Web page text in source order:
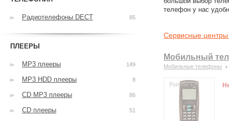
телефон у нас
Сервисные
Мобильный
Мобильные телефоны
Радиотелефоны DECT 85
ПЛЕЕРЫ
MP3 плееры 149
MP3 HDD плееры 8
CD MP3 плееры 86
CD плееры 51